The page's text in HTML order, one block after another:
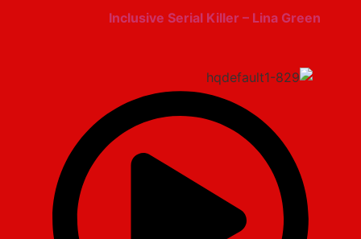
Inclusive Serial Killer – Lina Green